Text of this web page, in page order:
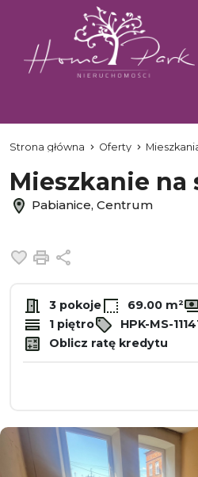
Strona główna Oferty
Mieszkanie na
Pabianice, Centrum
Dodaj do ulubionych
Drukuj
3 pokoje 69.00 m²
1 piętro
HPK-MS-
Oblicz ratę kredytu